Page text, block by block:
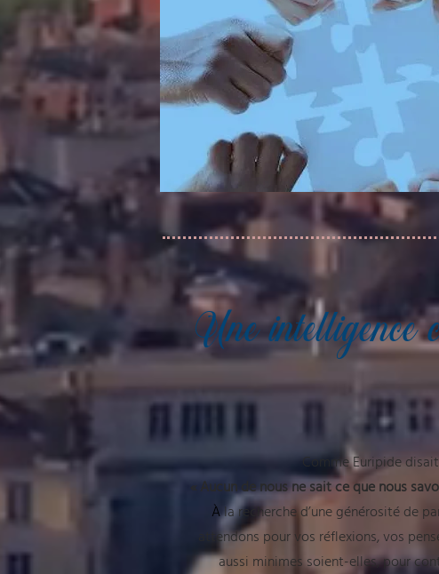
Une intelligence
Comme Euripide
« Aucun de nous ne sait ce que nous
Àla recherche d’une générosité de
attendons pour vos réflexions, vos
aussi minimes soient-elles, pour